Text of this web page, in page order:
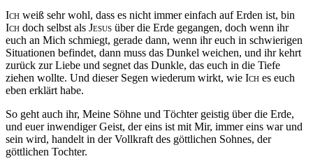
Ich weiß sehr wohl, dass es nicht immer einfach auf Erden ist, bin
Ich doch selbst als Jesus über die Erde gegangen, doch wenn ihr
euch an Mich schmiegt, gerade dann, wenn ihr euch in schwierigen
Situationen befindet, dann muss das Dunkel weichen, und ihr kehrt
zurück zur Liebe und segnet das Dunkle, das euch in die Tiefe
ziehen wollte. Und dieser Segen wiederum wirkt, wie Ich es euch
eben erklärt habe.
So geht auch ihr, Meine Söhne und Töchter geistig über die Erde,
und euer inwendiger Geist, der eins ist mit Mir, immer eins war und
sein wird, handelt in der Vollkraft des göttlichen Sohnes, der
göttlichen Tochter.